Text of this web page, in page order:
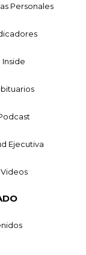
Personales
Inside
Ejecutiva
Videos